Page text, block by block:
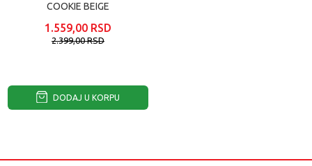
COOKIE BEIGE
1.559,00 RSD
2.399,00RSD
DODAJ U KORPU